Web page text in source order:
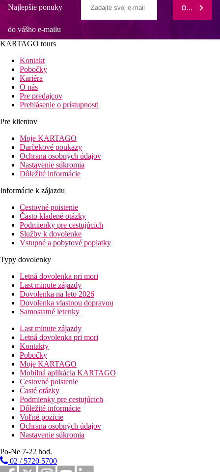
Najlepšie ponuky
do vášho e-mailu
ODOBERAŤ
KARTAGO tours
Kontakt
Pobočky
Kariéra
O nás
Pre predajcov
Prehlásenie o prístupnosti
Pre klientov
Moje KARTAGO
Darčekové poukazy
Ochrana osobných údajov
Nastavenie súkromia
Dôležité informácie
Informácie k zájazdu
Cestovné poistenie
Často kladené otázky
Podmienky pre cestujúcich
Služby k dovolenke
Vstupné a pobytové poplatky
Typy dovolenky
Letná dovolenka pri mori
Last minute zájazdy
Dovolenka na leto 2026
Dovolenka vlastnou dopravou
Samostatné letenky
Last minute zájazdy
Letná dovolenka pri mori
Kontakty
Pobočky
Moje KARTAGO
Mobilná aplikácia KARTAGO
Cestovné poistenie
Časté otázky
Podmienky pre cestujúcich
Dôležité informácie
Voľné pozície
Ochrana osobných údajov
Nastavenie súkromia
Po-Ne 7-22 hod.
02 / 5720 5700